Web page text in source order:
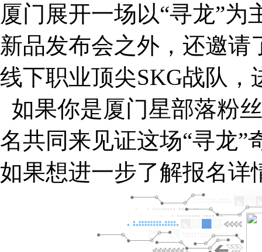
厦门展开一场以“寻龙”
新品发布会之外，还邀
线下职业顶尖SKG战队
如果你是厦门星部落粉
名共同来见证这场“寻龙”
如果想进一步了解报名详